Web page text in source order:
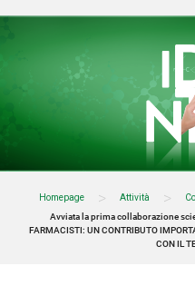
Homepage > Attività >
Avviata la prima collaborazione
FARMACISTI: UN CONTRIBUTO
CON IL